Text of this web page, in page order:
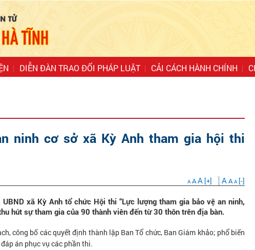
DIỄN ĐÀN TRAO ĐỔI PHÁP LUẬT CẢI CÁCH HÀNH CHÍNH
ninh cơ sở xã Kỳ Anh tham gia hội thi
A AA[+] AA A[-]
xã Kỳ Anh tổ chức Hội thi “Lực lượng tham gia bảo vệ an ninh,
hút sự tham gia của 90 thành viên đến từ 30 thôn trên địa bàn.
công bố các quyết định thành lập Ban Tổ chức, Ban Giám khảo; phổ biến
án phục vụ các phần thi.